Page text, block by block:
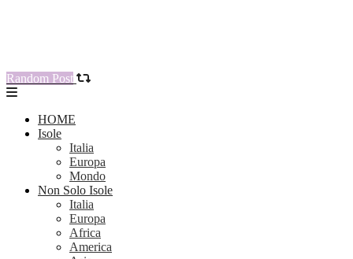
Random Post
HOME
Isole
Italia
Europa
Mondo
Non Solo Isole
Italia
Europa
Africa
America